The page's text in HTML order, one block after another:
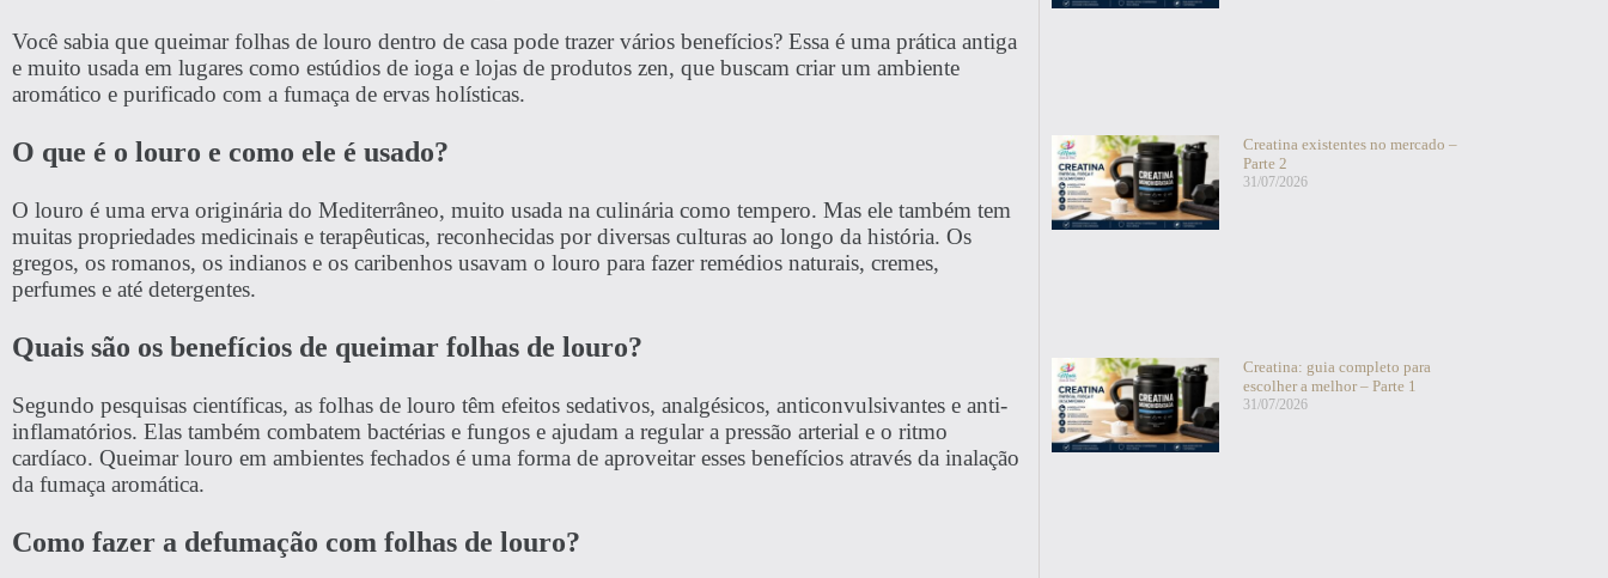
Você sabia que queimar folhas de louro dentro de casa pode trazer vários benefícios? Essa é uma prática antiga
e muito usada em lugares como estúdios de ioga e lojas de produtos zen, que buscam criar um ambiente
aromático e purificado com a fumaça de ervas holísticas.
O que é o louro e como ele é usado?
O louro é uma erva originária do Mediterrâneo, muito usada na culinária como tempero. Mas ele também tem
muitas propriedades medicinais e terapêuticas, reconhecidas por diversas culturas ao longo da história. Os
gregos, os romanos, os indianos e os caribenhos usavam o louro para fazer remédios naturais, cremes,
perfumes e até detergentes.
Quais são os benefícios de queimar folhas de louro?
Segundo pesquisas científicas, as folhas de louro têm efeitos sedativos, analgésicos, anticonvulsivantes e anti-
inflamatórios. Elas também combatem bactérias e fungos e ajudam a regular a pressão arterial e o ritmo
cardíaco. Queimar louro em ambientes fechados é uma forma de aproveitar esses benefícios através da inalação
da fumaça aromática.
Como fazer a defumação com folhas de louro?
Creatina existentes no mercado –
Parte 2
31/07/2026
Creatina: guia completo para
escolher a melhor – Parte 1
31/07/2026